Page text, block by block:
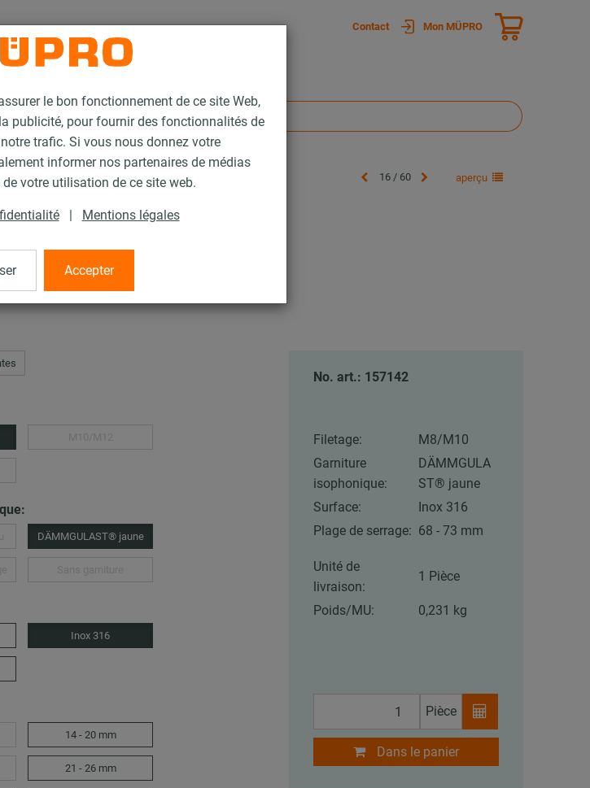
le bon fonctionnement de ce site Web,
publicité, pour fournir des fonctionnalités de
trafic. Si vous nous donnez votre
informer nos partenaires de médias
votre utilisation de ce site web.
| Mentions légales
Accepter
Contact Mon MÜPRO
16 / 60 aperçu
DÄMMGULAST® jaune
Inox 316
14 - 20 mm
21 - 26 mm
No. art.: 157142
Filetage:
M8/M10
Garniture
isophonique:
DÄMMGULA
ST® jaune
Surface:
Inox 316
Plage de serrage: 68 - 73 mm
Unité de
livraison:
1 Pièce
Poids/MU: 0,231 kg
Pièce
Dans le panier